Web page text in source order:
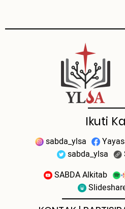
Ikuti
sabda_ylsa
sabda_ylsa
SABDA Alkitab